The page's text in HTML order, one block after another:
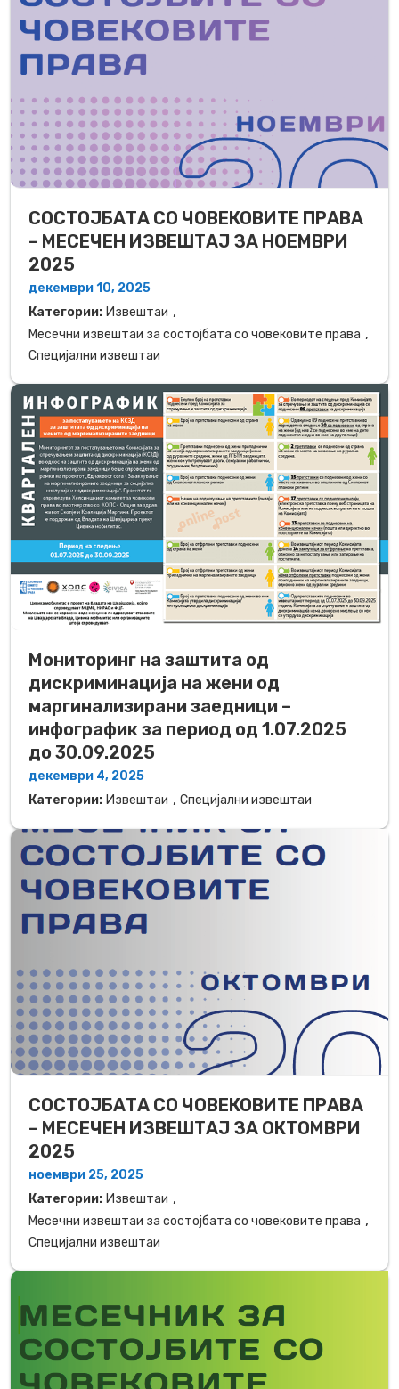
СОСТОЈБАТА СО ЧОВЕКОВИТЕ ПРАВА
– МЕСЕЧЕН ИЗВЕШТАЈ ЗА НОЕМВРИ
2025
декември 10, 2025
Категории: Извештаи ,
Месечни извештаи за состојбата со човековите права ,
Специјални извештаи
Мониторинг на заштита од
дискриминација на жени од
маргинализирани заедници –
инфографик за период од 1.07.2025
до 30.09.2025
декември 4, 2025
Категории: Извештаи , Специјални извештаи
СОСТОЈБАТА СО ЧОВЕКОВИТЕ ПРАВА
– МЕСЕЧЕН ИЗВЕШТАЈ ЗА ОКТОМВРИ
2025
ноември 25, 2025
Категории: Извештаи ,
Месечни извештаи за состојбата со човековите права ,
Специјални извештаи